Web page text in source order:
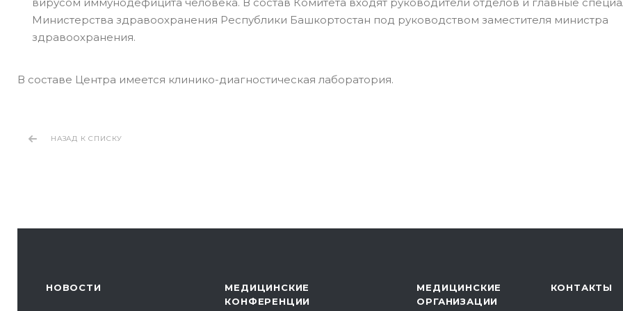
вирусом иммунодефицита человека. В состав Комитета входят руководители отделов и главные
Министерства здравоохранения Республики Башкортостан под руководством заместителя министра
здравоохранения.
В составе Центра имеется клинико-диагностическая лаборатория.
НАЗАД К СПИСКУ
НОВОСТИ
МЕДИЦИНСКИЕ
КОНФЕРЕНЦИИ
МЕДИЦИНСКИЕ
ОРГАНИЗАЦИИ
КОНТАКТЫ